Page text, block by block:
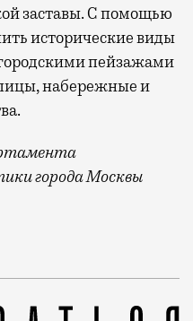
заставы. С помощью
исторические виды
пейзажами
набережные и
города Москвы
праздник День